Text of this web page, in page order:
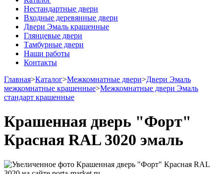
Нестандартные двери
Входные деревянные двери
Двери Эмаль крашенные
Глянцевые двери
Тамбурные двери
Наши работы
Контакты
Главная>Каталог>Межкомнатные двери>Двери Эмаль
межкомнатные крашенные>Межкомнатные двери Эмаль
стандарт крашенные
Крашенная дверь "Форт"
Красная RAL 3020 эмаль